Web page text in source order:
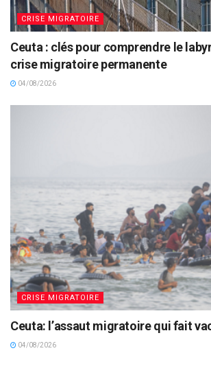
CRISE MIGRATOIRE
Ceuta : clés pour comprendre le
crise migratoire permanente
04/08/2026
CRISE MIGRATOIRE
Ceuta: l’assaut migratoire qui fait
04/08/2026